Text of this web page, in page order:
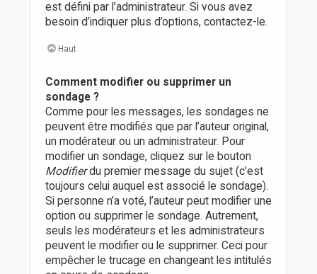
est défini par l’administrateur. Si vous avez
besoin d’indiquer plus d’options, contactez-le.
Haut
Comment modifier ou supprimer un
sondage ?
Comme pour les messages, les sondages ne
peuvent être modifiés que par l’auteur original,
un modérateur ou un administrateur. Pour
modifier un sondage, cliquez sur le bouton
Modifierdu premier message du sujet (c’est
toujours celui auquel est associé le sondage).
Si personne n’a voté, l’auteur peut modifier une
option ou supprimer le sondage. Autrement,
seuls les modérateurs et les administrateurs
peuvent le modifier ou le supprimer. Ceci pour
empêcher le trucage en changeant les intitulés